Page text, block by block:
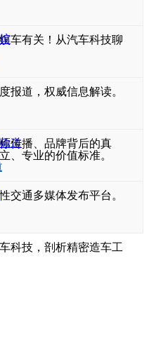
车有关！从汽车科技聊
报道，权威信息解读。
传播、品牌背后的真
、专业的价值标准。
交通多媒体发布平台。
科技，剖析精密造车工